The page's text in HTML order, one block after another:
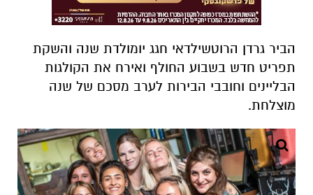
הביר גרדן הרוטשילדאי חגג יומולדת שנה והשקת
תפריט חדש בשבוע החולף ואירח את הקולגות
הבליינים וחובבי הבירות לערב מסכם של שנה
מוצלחת.